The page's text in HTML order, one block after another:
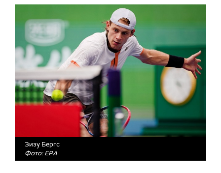
Зизу Бергс
Фото: EPA